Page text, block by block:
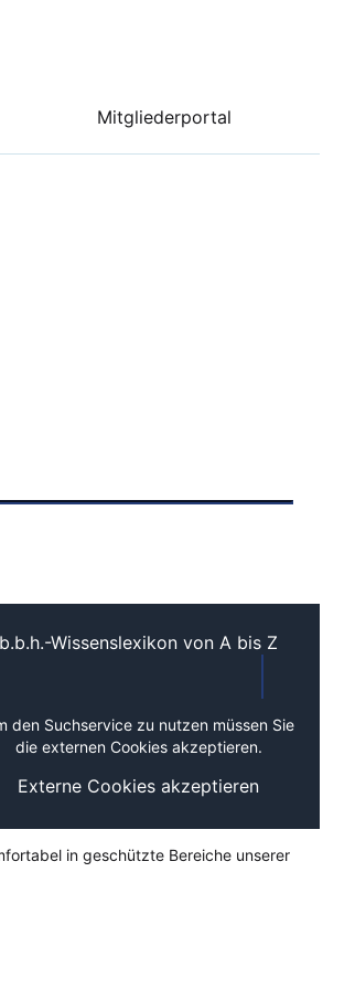
Mitgliederportal
b.b.h.-Wissenslexikon von A bis Z
den Suchservice zu nutzen müssen Sie
die externen Cookies akzeptieren.
Externe Cookies akzeptieren
in geschützte Bereiche unserer